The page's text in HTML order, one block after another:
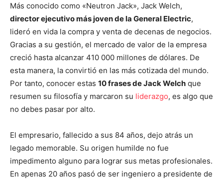
Más conocido como «Neutron Jack», Jack Welch,
director ejecutivo más joven de la General Electric,
lideró en vida la compra y venta de decenas de negocios.
Gracias a su gestión, el mercado de valor de la empresa
creció hasta alcanzar 410 000 millones de dólares. De
esta manera, la convirtió en las más cotizada del mundo.
Por tanto, conocer estas 10 frases de Jack Welch que
resumen su filosofía y marcaron su liderazgo, es algo que
no debes pasar por alto.
El empresario, fallecido a sus 84 años, dejo atrás un
legado memorable. Su origen humilde no fue
impedimento alguno para lograr sus metas profesionales.
En apenas 20 años pasó de ser ingeniero a presidente de